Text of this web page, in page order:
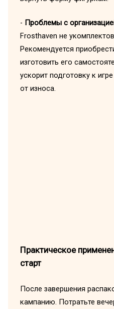
- Проблемы с
Frosthaven не
Рекомендуется
изготовить его
ускорит подготовку к
от износа.
Практическое
старт
После завершения
кампанию. Потратьте